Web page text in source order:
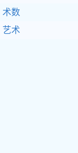
术数
艺术